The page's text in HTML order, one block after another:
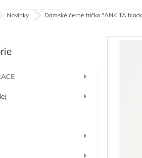
Novinky Dámské černé tričko "ANKITA